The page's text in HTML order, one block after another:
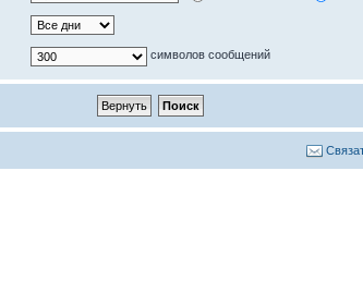
символов сообщений